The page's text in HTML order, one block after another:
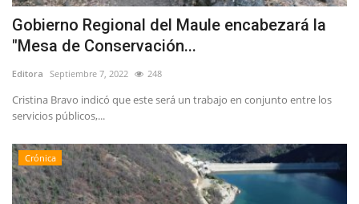
Política
Espectáculos
Gobierno Regional del Maule encabezará la
"Mesa de Conservación...
Editora Septiembre 7, 2022 248
Cristina Bravo indicó que este será un trabajo en conjunto entre los
servicios públicos,...
Crónica